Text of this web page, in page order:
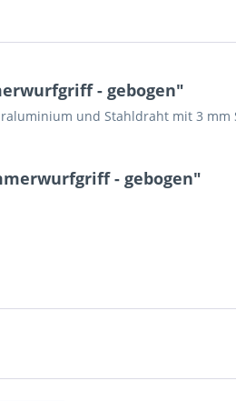
- gebogen"
und Stahldraht mit 3
- gebogen"